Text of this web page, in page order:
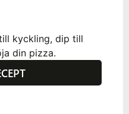
kyckling, dip till
din pizza.